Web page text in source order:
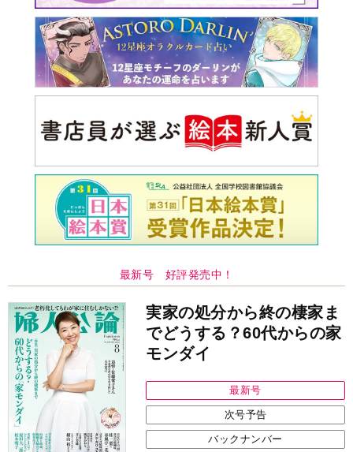
最新号 好評発売中！
実家の処分から終の棲家ま
でどうする？60代からの家
モンダイ
最新号
次号予告
バックナンバー